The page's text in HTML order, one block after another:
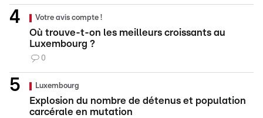
Votre avis compte !
Où trouve-t-on les meilleurs croissants au
Luxembourg ?
0
Luxembourg
Explosion du nombre de détenus et population
carcérale en mutation